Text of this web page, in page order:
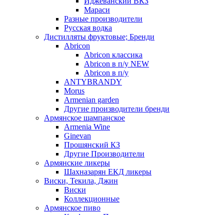
Мараси
Разные производители
Русская водка
Дистилляты фруктовые; Бренди
Abricon
Abricon классика
Abricon в п/у NEW
Abricon в п/у
ANTYBRANDY
Morus
Armenian garden
Другие производители бренди
Армянское шампанское
Armenia Wine
Ginevan
Прошянский КЗ
Другие Производители
Армянские ликеры
Шахназарян ЕКД ликеры
Виски, Текила, Джин
Виски
Коллекционные
Армянское пиво